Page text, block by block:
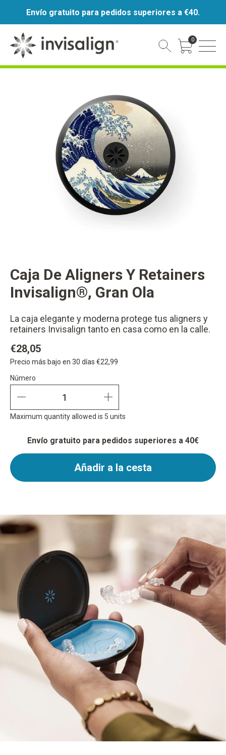
Envío gratuito para pedidos superiores a €40.
button
0
Caja De Aligners Y Retainers
Invisalign®, Gran Ola
La caja elegante y moderna protege tus aligners y
retainers Invisalign tanto en casa como en la calle.
€28,05
Precio más bajo en 30 días €22,99
Número
Número
Maximum quantity allowed is 5 units
Envío gratuito para pedidos superiores a 40€
Añadir a la cesta